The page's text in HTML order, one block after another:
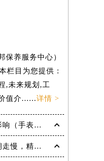
保养服务中心）
栏目为您提供：
,未来规划,工
值介......详情 >
萧邦手表起雾的影响（手表起雾维护建议）
解决萧邦腕表星期走慢，精准调校秘籍在这里